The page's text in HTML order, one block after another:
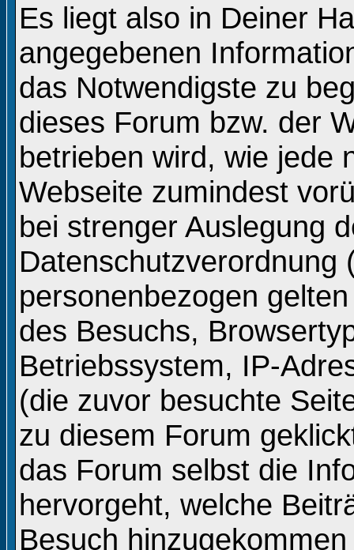
Es liegt also in Deiner
angegebenen
das Notwendigste zu
dieses Forum bzw. der
betrieben wird, wie jede
Webseite zumindest
bei strenger Auslegung
Datenschutzverordnung
personenbezogen
des Besuchs,
Betriebssystem, IP-
(die zuvor besuchte
zu diesem Forum
das Forum selbst die
hervorgeht, welche
Besuch